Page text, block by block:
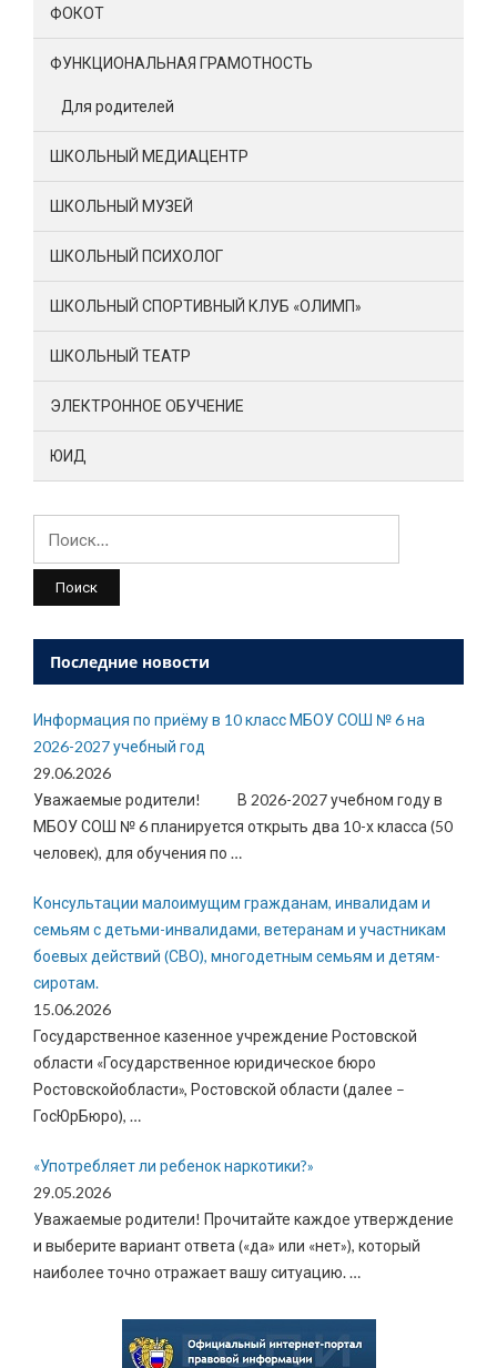
ФОКОТ
ФУНКЦИОНАЛЬНАЯ ГРАМОТНОСТЬ
Для родителей
ШКОЛЬНЫЙ МЕДИАЦЕНТР
ШКОЛЬНЫЙ МУЗЕЙ
ШКОЛЬНЫЙ ПСИХОЛОГ
ШКОЛЬНЫЙ СПОРТИВНЫЙ КЛУБ «ОЛИМП»
ШКОЛЬНЫЙ ТЕАТР
ЭЛЕКТРОННОЕ ОБУЧЕНИЕ
ЮИД
Последние новости
Информация по приёму в 10 класс МБОУ СОШ № 6 на
2026-2027 учебный год
29.06.2026
Уважаемые родители! В 2026-2027 учебном году в
МБОУ СОШ № 6 планируется открыть два 10-х класса (50
человек), для обучения по …
Консультации малоимущим гражданам, инвалидам и
семьям с детьми-инвалидами, ветеранам и участникам
боевых действий (СВО), многодетным семьям и детям-
сиротам.
15.06.2026
Государственное казенное учреждение Ростовской
области «Государственное юридическое бюро
Ростовскойобласти», Ростовской области (далее –
ГосЮрБюро), …
«Употребляет ли ребенок наркотики?»
29.05.2026
Уважаемые родители! Прочитайте каждое утверждение
и выберите вариант ответа («да» или «нет»), который
наиболее точно отражает вашу ситуацию.…